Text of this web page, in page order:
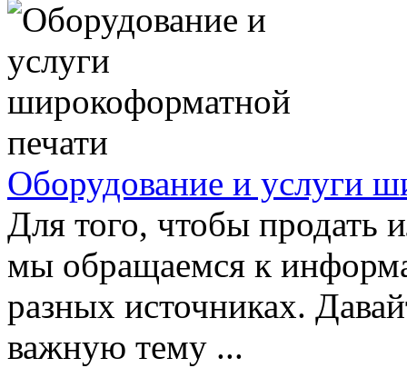
Оборудование и услуги
Для того, чтобы продать
мы обращаемся к
разных источниках.
важную тему ...